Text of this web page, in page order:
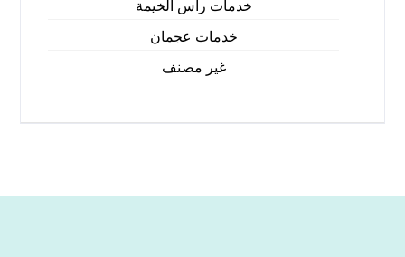
خدمات راس الخيمة
خدمات عجمان
غير مصنف